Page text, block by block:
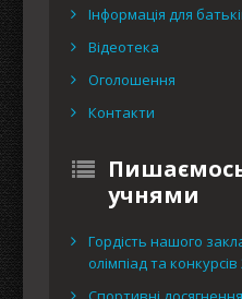
Інформація для
Відеотека
Оголошення
Контакти
учнями
Гордість нашого
олімпіад та